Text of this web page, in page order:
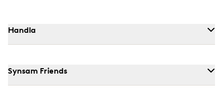
Handla
Synsam Friends